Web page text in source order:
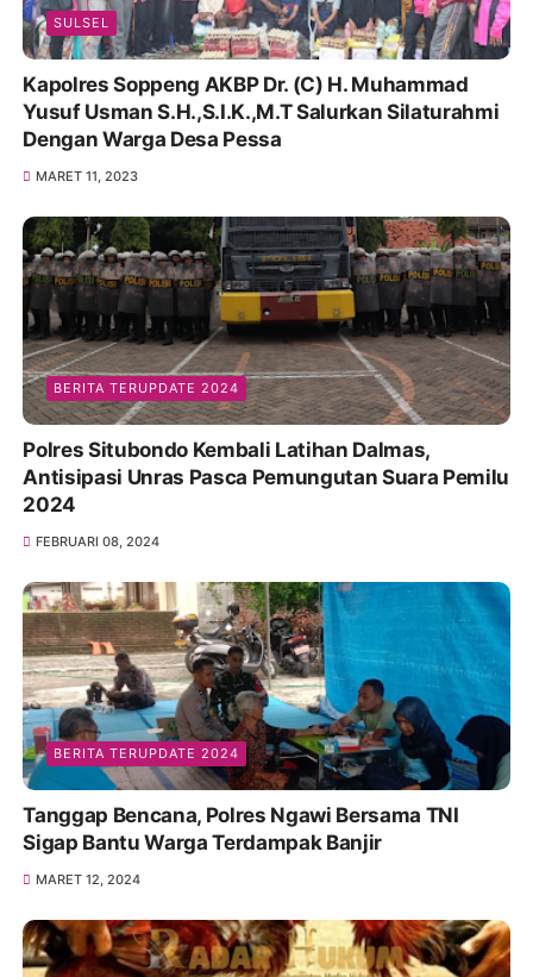
SULSEL
Kapolres Soppeng AKBP Dr. (C) H. Muhammad
Yusuf Usman S.H.,S.I.K.,M.T Salurkan Silaturahmi
Dengan Warga Desa Pessa
MARET 11, 2023
BERITA TERUPDATE 2024
Polres Situbondo Kembali Latihan Dalmas,
Antisipasi Unras Pasca Pemungutan Suara Pemilu
2024
FEBRUARI 08, 2024
BERITA TERUPDATE 2024
Tanggap Bencana, Polres Ngawi Bersama TNI
Sigap Bantu Warga Terdampak Banjir
MARET 12, 2024